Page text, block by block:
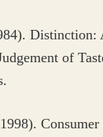
Distinction:
of
Consumer